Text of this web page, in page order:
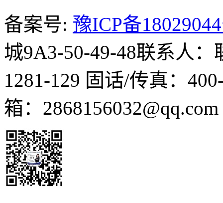
备案号: 豫ICP备
城9A3-50-49-48联系人：
1281-129 固话/传真：
箱：2868156032@qq.com